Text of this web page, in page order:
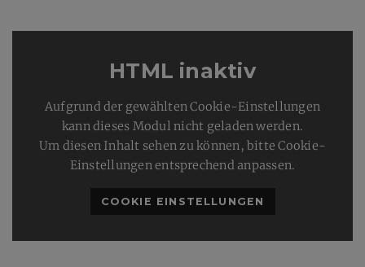
HTML inaktiv
Aufgrund der gewählten Cookie-Einstellungen
kann dieses Modul nicht geladen werden.
Um diesen Inhalt sehen zu können, bitte Cookie-
Einstellungen entsprechend anpassen.
COOKIE EINSTELLUNGEN